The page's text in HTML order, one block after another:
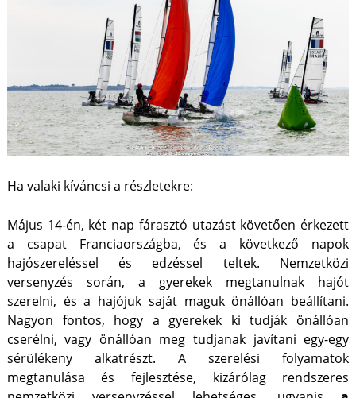
Ha valaki kíváncsi a részletekre:
Május 14-én, két nap fárasztó utazást követően érkezett
a csapat Franciaországba, és a következő napok
hajószereléssel és edzéssel teltek. Nemzetközi
versenyzés során, a gyerekek megtanulnak hajót
szerelni, és a hajójuk saját maguk önállóan beállítani.
Nagyon fontos, hogy a gyerekek ki tudják önállóan
cserélni, vagy önállóan meg tudjanak javítani egy-egy
sérülékeny alkatrészt. A szerelési folyamatok
megtanulása és fejlesztése, kizárólag rendszeres